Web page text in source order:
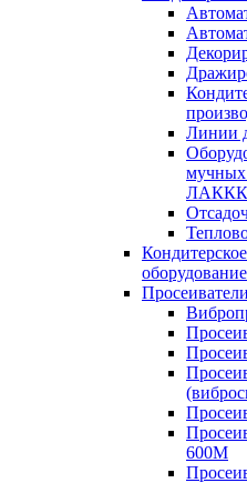
Линии
мучных
ЛАККК
оборудование
Просеиватели
600М